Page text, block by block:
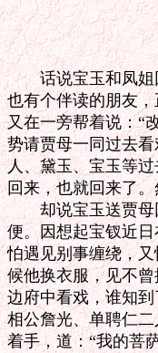
话说宝玉和凤姐回
也有个伴读的朋友
又在一旁帮着说：“
势请贾母一同过去
人、黛玉、宝玉等
回来，也就回来了
却说宝玉送贾母
便。因想起宝钗近
怕遇见别事缠绕，
候他换衣服，见不
边府中看戏，谁知
相公詹光、单聘仁
着手，道：“我的菩